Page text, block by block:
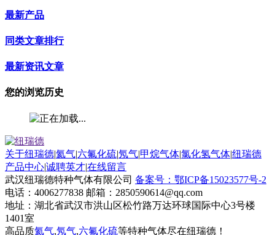
最新产品
同类文章排行
最新资讯文章
您的浏览历史
关于纽瑞德|氦气|六氟化硫|氖气|甲烷气体|氯化氢气体|纽瑞德
产品中心|诚聘英才|在线留言
武汉纽瑞德特种气体有限公司 备案号：鄂ICP备15023577号-2
电话：4006277838 邮箱：2850590614@qq.com
地址：湖北省武汉市洪山区松竹路万达环球国际中心3号楼
1401室
高品质氦气,氖气,六氟化硫等特种气体尽在纽瑞德！